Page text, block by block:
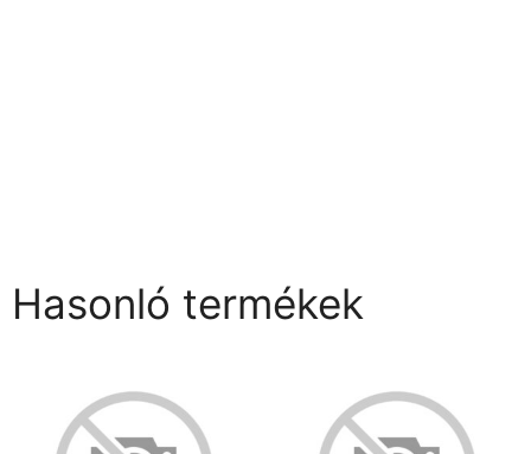
Hasonló termékek